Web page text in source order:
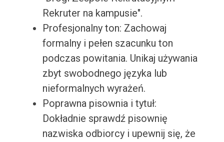
Rekruter na kampusie".
Profesjonalny ton: Zachowaj
formalny i pełen szacunku ton
podczas powitania. Unikaj używania
zbyt swobodnego języka lub
nieformalnych wyrażeń.
Poprawna pisownia i tytuł:
Dokładnie sprawdź pisownię
nazwiska odbiorcy i upewnij się, że